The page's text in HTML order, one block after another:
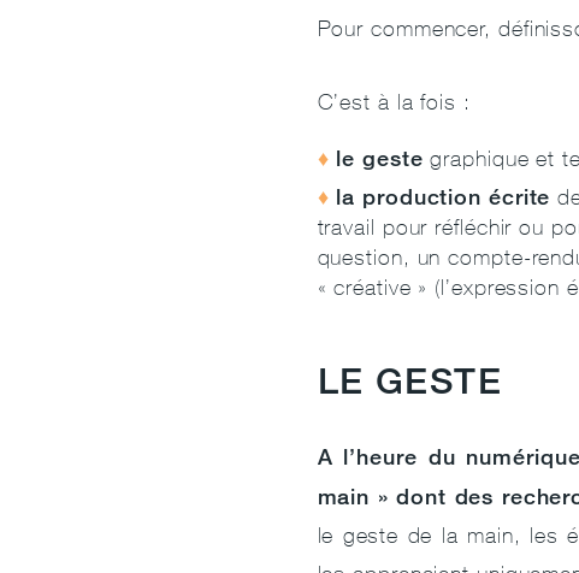
Pour commencer,
C’est à la fois :
le geste graphique et
la production écrite
travail pour réfléchir ou
question, un compte-
« créative » (l’expression
LE GESTE
A l’heure du
main » dont des
le geste de la main, les